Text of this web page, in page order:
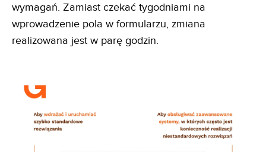
wymagań. Zamiast czekać tygodniami na
wprowadzenie pola w formularzu, zmiana
realizowana jest w parę godzin.